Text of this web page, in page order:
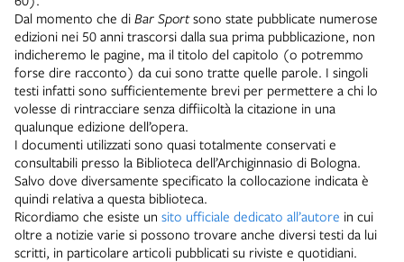
Dal momento che di Bar Sportsono state pubblicate numerose
edizioni nei 50 anni trascorsi dalla sua prima pubblicazione, non
indicheremo le pagine, ma il titolo del capitolo (o potremmo
forse dire racconto) da cui sono tratte quelle parole. I singoli
testi infatti sono sufficientemente brevi per permettere a chi lo
volesse di rintracciare senza diffiicoltà la citazione in una
qualunque edizione dell’opera.
I documenti utilizzati sono quasi totalmente conservati e
consultabili presso la Biblioteca dell’Archiginnasio di Bologna.
Salvo dove diversamente specificato la collocazione indicata è
quindi relativa a questa biblioteca.
Ricordiamo che esiste un sito ufficiale dedicato all’autore in cui
oltre a notizie varie si possono trovare anche diversi testi da lui
scritti, in particolare articoli pubblicati su riviste e quotidiani.